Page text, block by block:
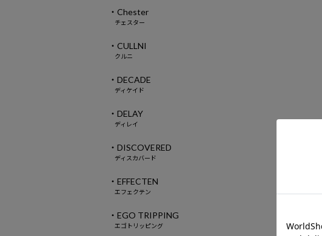
・Chester
チェスター
・CULLNI
クルニ
・DECADE
ディケイド
・DELAY
ディレイ
・DISCOVERED
ディスカバード
・EFFECTEN
エフェクテン
・EGO TRIPPING
エゴトリッピング